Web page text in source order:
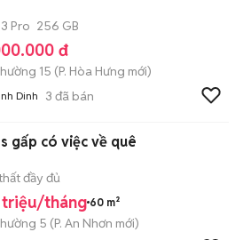
Pro 256 GB
đ
15 (P. Hòa Hưng mới)
Dinh 3 đã bán
gấp có việc về quê
đầy đủ
triệu/tháng 60 m²
5 (P. An Nhơn mới)